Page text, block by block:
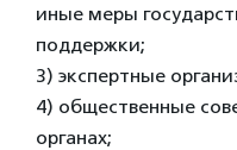
иные меры
поддержки;
3) экспертные
4) общественные
органах;